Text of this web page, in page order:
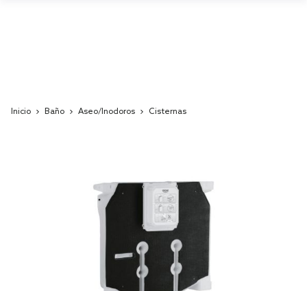
Inicio Baño Aseo/Inodoros Cisternas